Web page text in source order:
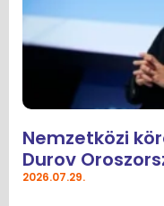
Nemzetközi
Durov
2026.07.29.